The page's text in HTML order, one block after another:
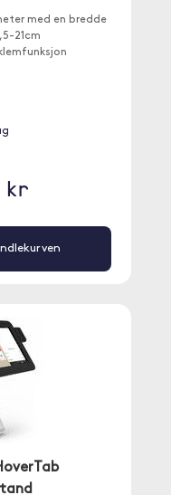
med en bredde
21cm
kr